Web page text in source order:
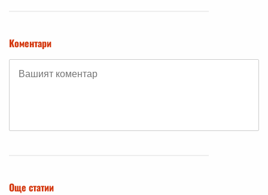
Коментари
Още статии